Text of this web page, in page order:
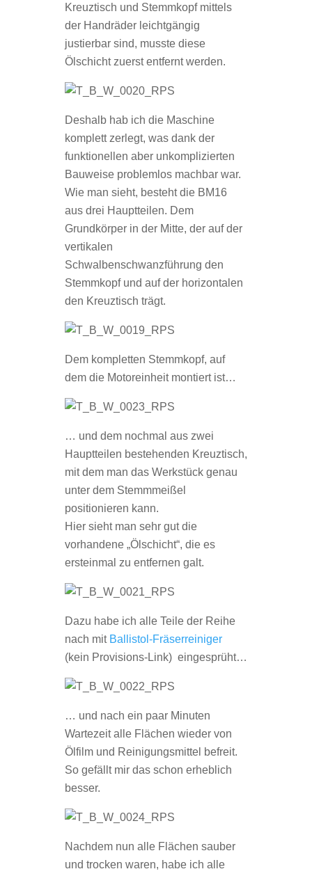
Kreuztisch und Stemmkopf mittels
der Handräder leichtgängig
justierbar sind, musste diese
Ölschicht zuerst entfernt werden.
Deshalb hab ich die Maschine
komplett zerlegt, was dank der
funktionellen aber unkomplizierten
Bauweise problemlos machbar war.
Wie man sieht, besteht die BM16
aus drei Hauptteilen. Dem
Grundkörper in der Mitte, der auf der
vertikalen
Schwalbenschwanzführung den
Stemmkopf und auf der horizontalen
den Kreuztisch trägt.
Dem kompletten Stemmkopf, auf
dem die Motoreinheit montiert ist…
… und dem nochmal aus zwei
Hauptteilen bestehenden Kreuztisch,
mit dem man das Werkstück genau
unter dem Stemmmeißel
positionieren kann.
Hier sieht man sehr gut die
vorhandene „Ölschicht“, die es
ersteinmal zu entfernen galt.
Dazu habe ich alle Teile der Reihe
nach mit Ballistol-Fräserreiniger
(kein Provisions-Link) eingesprüht…
… und nach ein paar Minuten
Wartezeit alle Flächen wieder von
Ölfilm und Reinigungsmittel befreit.
So gefällt mir das schon erheblich
besser.
Nachdem nun alle Flächen sauber
und trocken waren, habe ich alle